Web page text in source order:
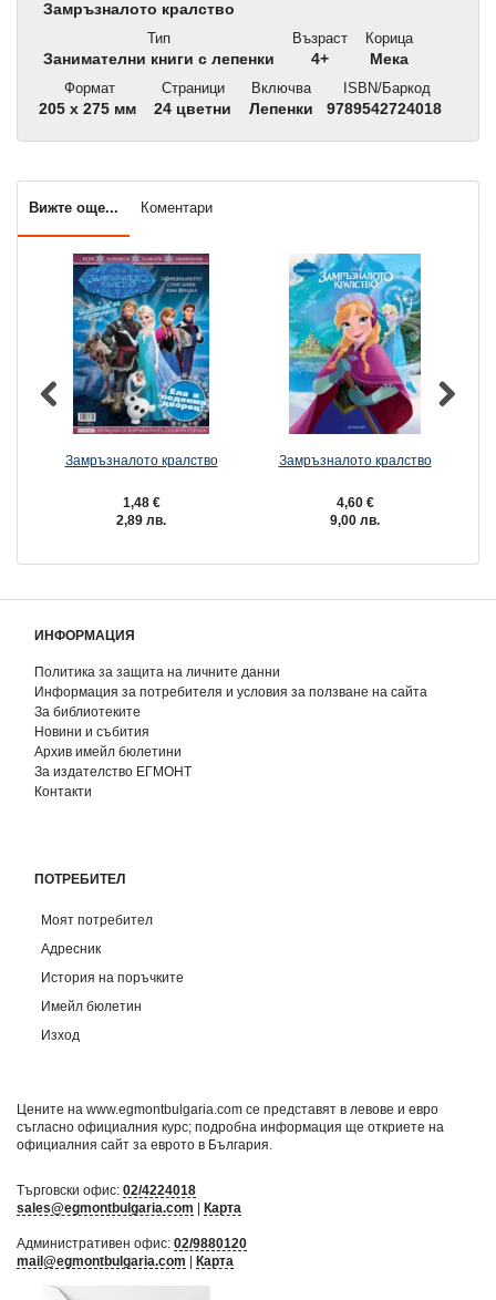
Замръзналото кралство
Тип
Занимателни книги с лепенки
Възраст
4+
Корица
Мека
Формат
205 x 275 мм
Страници
24 цветни
Включва
Лепенки
ISBN/Баркод
9789542724018
Вижте още... Коментари
Замръзналото кралство
1,48 €
2,89 лв.
Замръзналото кралство
4,60 €
9,00 лв.
ИНФОРМАЦИЯ
Политика за защита на личните данни
Информация за потребителя и условия за ползване на сайта
За библиотеките
Новини и събития
Архив имейл бюлетини
За издателство ЕГМОНТ
Контакти
ПОТРЕБИТЕЛ
Моят потребител
Адресник
История на поръчките
Имейл бюлетин
Изход
Цените на www.egmontbulgaria.com се представят в левове и евро
съгласно официалния курс; подробна информация ще откриете на
официалния сайт за еврото в България
Търговски офис: 02/4224018
sales@egmontbulgaria.com
Карта
Административен офис: 02/9880120
mail@egmontbulgaria.com
Карта